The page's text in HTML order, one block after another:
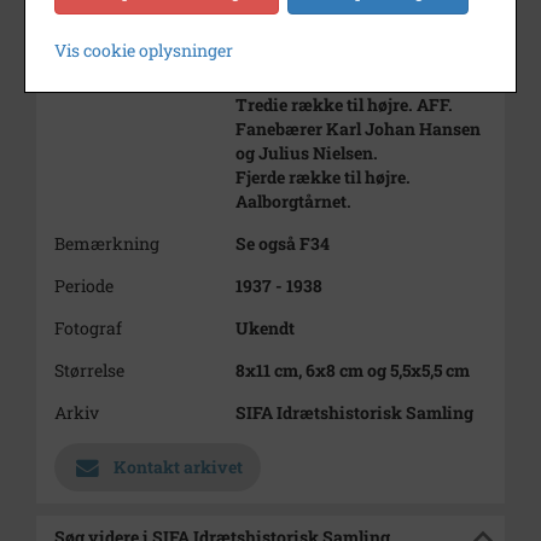
Øverst til højre. Idrætsklubben
Tredie række til højre. AFF.
Fanebærer Karl Johan Hansen
og Julius Nielsen.
Fjerde række til højre.
Aalborgtårnet.
Bemærkning
Se også F34
Periode
1937 - 1938
Fotograf
Ukendt
Størrelse
8x11 cm, 6x8 cm og 5,5x5,5 cm
Arkiv
SIFA Idrætshistorisk Samling
Kontakt arkivet
Vis cookie oplysninger